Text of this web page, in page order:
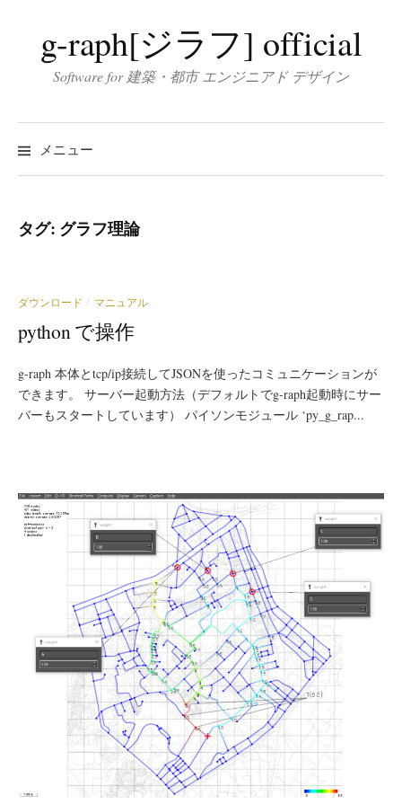
ス
キ
プ
g-raph[ジラフ] official
Software for 建築・都市 エンジニアド デザイン
メニュー
タグ: グラフ理論
ダウンロード / マニュアル
python で操作
g-raph 本体とtcp/ip接続してJSONを使ったコミュニケーションが
できます。 サーバー起動方法（デフォルトでg-raph起動時にサー
バーもスタートしています） パイソンモジュール ‘py_g_rap...